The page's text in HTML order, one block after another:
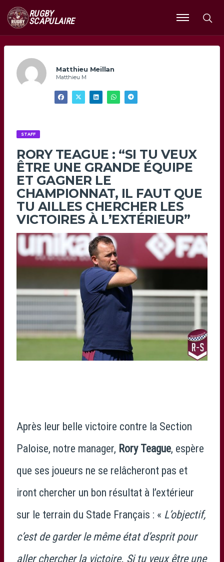
RUGBY
SCAPULAIRE
Ouvrir
le
Matthieu Meillan
Matthieu M
STAFF
RORY TEAGUE : “SI TU VEUX
ÊTRE UNE GRANDE ÉQUIPE
ET GAGNER LE
CHAMPIONNAT, IL FAUT QUE
TU AILLES CHERCHER LES
VICTOIRES À L’EXTÉRIEUR”
Après leur belle victoire contre la Section
Paloise, notre manager, Rory Teague, espère
que ses joueurs ne se relâcheront pas et
iront chercher un bon résultat à l’extérieur
sur le terrain du Stade Français : « L’objectif,
c’est de garder le même état d’esprit pour
aller chercher la victoire. Si tu veux être une